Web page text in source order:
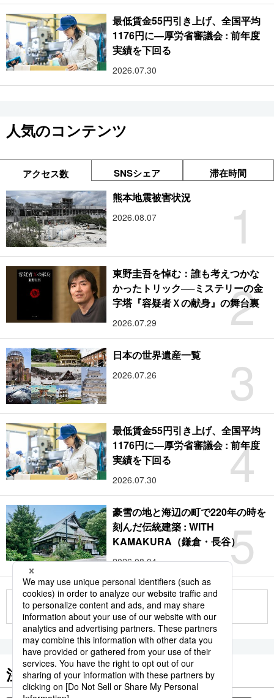
最低賃金55円引き上げ、全国平均
1176円に―厚労省審議会 : 前年度
実績を下回る
2026.07.30
人気のコンテンツ
アクセス数 SNSシェア 滞在時間
1
熊本地震被害状況
2026.08.07
2
東野圭吾を悼む：誰も考えつかな
かったトリック──ミステリーの金
字塔『容疑者Ｘの献身』の舞台裏
2026.07.29
3
日本の世界遺産一覧
2026.07.26
4
最低賃金55円引き上げ、全国平均
1176円に―厚労省審議会 : 前年度
実績を下回る
2026.07.30
5
豪雪の地と海辺の町で220年の時を
刻んだ伝統建築 : WITH
KAMAKURA（鎌倉・長谷）
2026.08.04
もっと見る
注目のキーワード